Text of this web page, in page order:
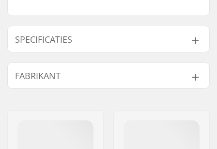
SPECIFICATIES
Aantal per
verpakking:
2
FABRIKANT